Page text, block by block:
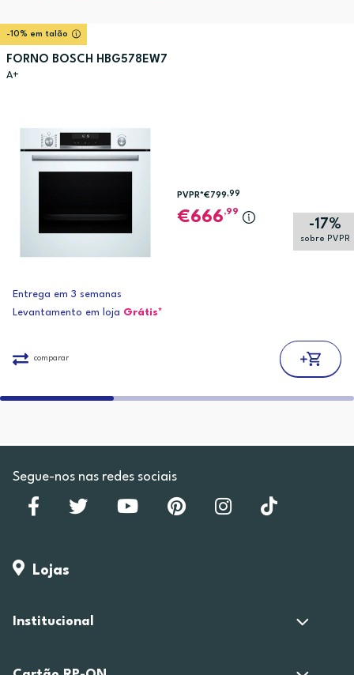
-10% em talão
FORNO BOSCH HBG578EW7
A+
-17%
sobre PVPR
PVPR*€799,99
666,99
Entrega em 3 semanas
Levantamento em loja Grátis*
comparar
Segue-nos nas redes sociais
Lojas
Institucional